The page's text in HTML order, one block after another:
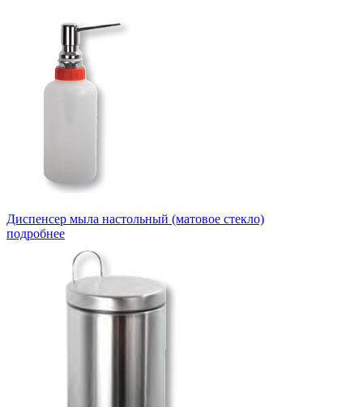
Диспенсер мыла настольный (матовое стекло)
подробнее